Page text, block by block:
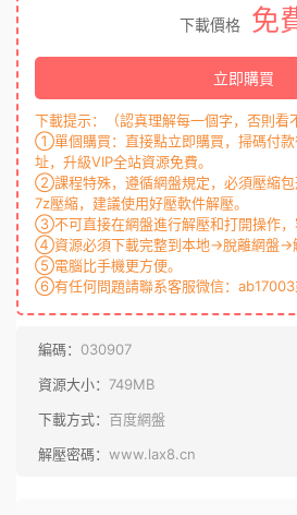
下載價格 免
立即購買
下載提示：（認真理解每一個字，否則看
①單個購買：直接點立即購買，掃碼付款
址，升級VIP全站資源免費。
②課程特殊，遵循網盤規定，必須壓縮包
7z壓縮，建議使用好壓軟件解壓。
③不可直接在網盤進行解壓和打開操作，
④資源必須下載完整到本地→脫離網盤→
⑤電腦比手機更方便。
⑥有任何問題請聯系客服微信：ab17003
編碼： 030907
資源大小： 749MB
下載方式： 百度網盤
解壓密碼： www.lax8.cn